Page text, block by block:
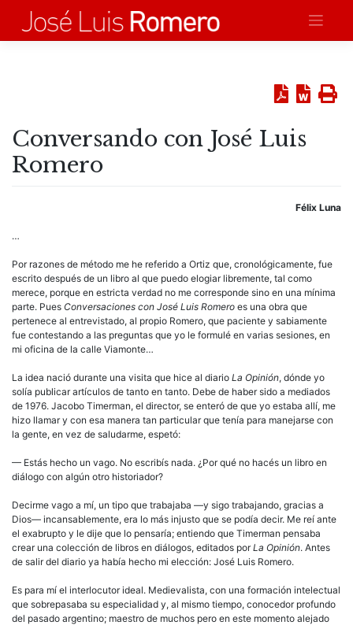
contenido
Conversando con José Luis
Romero
Félix Luna
…
Por razones de método me he referido a Ortiz que, cronológicamente, fue
escrito después de un libro al que puedo elogiar libremente, tal como
merece, porque en estricta verdad no me corresponde sino en una mínima
parte. Pues Conversaciones con José Luis Romero es una obra que
pertenece al entrevistado, al propio Romero, que paciente y sabiamente
fue contestando a las preguntas que yo le formulé en varias sesiones, en
mi oficina de la calle Viamonte…
La idea nació durante una visita que hice al diario La Opinión, dónde yo
solía publicar artículos de tanto en tanto. Debe de haber sido a mediados
de 1976. Jacobo Timerman, el director, se enteró de que yo estaba allí, me
hizo llamar y con esa manera tan particular que tenía para manejarse con
la gente, en vez de saludarme, espetó:
— Estás hecho un vago. No escribís nada. ¿Por qué no hacés un libro en
diálogo con algún otro historiador?
Decirme vago a mí, un tipo que trabajaba —y sigo trabajando, gracias a
Dios— incansablemente, era lo más injusto que se podía decir. Me reí ante
el exabrupto y le dije que lo pensaría; entiendo que Timerman pensaba
crear una colección de libros en diálogos, editados porLa Opinión. Antes
de salir del diario ya había hecho mi elección: José Luis Romero.
Es para mí el interlocutor ideal. Medievalista, con una formación intelectual
que sobrepasaba su especialidad y, al mismo tiempo, conocedor profundo
del pasado argentino; maestro de muchos pero en este momento alejado